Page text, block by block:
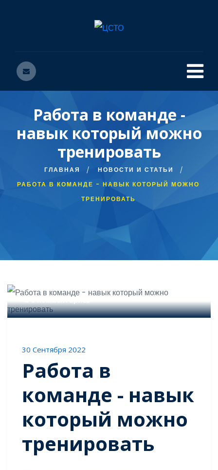
Работа в команде -
навык который можно
тренировать
ГЛАВНАЯ
НОВОСТИ И СТАТЬИ
РАБОТА В КОМАНДЕ - НАВЫК КОТОРЫЙ МОЖНО
ТРЕНИРОВАТЬ
0 Комментариев
30 Сентября 2022
Работа в
команде - навык
который можно
тренировать